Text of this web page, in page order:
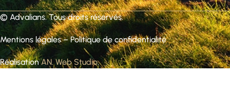
© Advalians. Tous droits réservés.
Mentions légales–Politique de confidentialité
RéalisationAN. Web Studio.